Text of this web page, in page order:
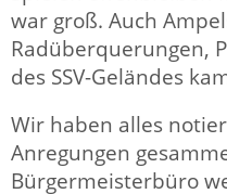
war groß. Auch
Radüberquerungen,
des SSV-Geländes
Wir haben alles
Anregungen
Bürgermeisterbüro